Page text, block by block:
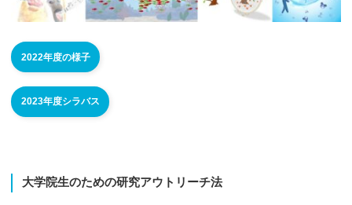
2022年度の様子
2023年度シラバス
大学院生のための研究アウトリーチ法